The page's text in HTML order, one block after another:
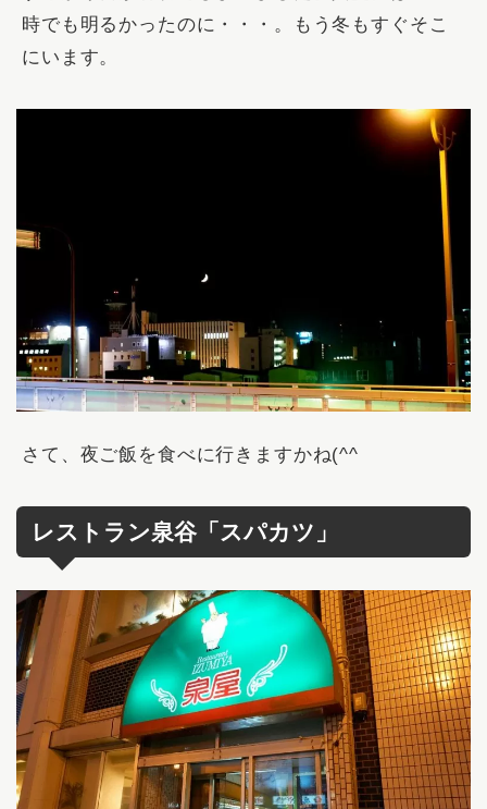
時でも明るかったのに・・・。もう冬もすぐそこ
にいます。
さて、夜ご飯を食べに行きますかね(^^ゞ
レストラン泉谷「スパカツ」